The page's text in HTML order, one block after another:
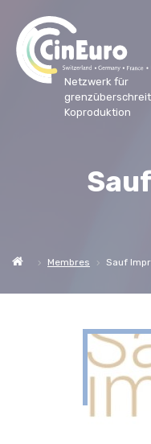
Netzwerk für
Koproduktion
Membres Sauf